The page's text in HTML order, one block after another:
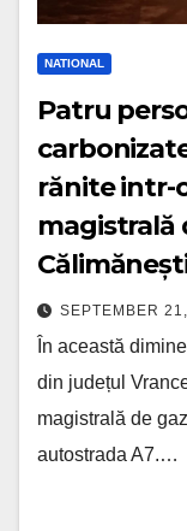
NATIONAL
Patru
rănite intr-
magistrală
SEPTEMBER
În această
din județul
magistrală de
autostrada A7.…